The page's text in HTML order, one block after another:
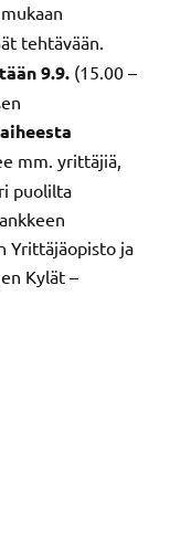
tehtävään.
9.9. (15.00 –
mm. yrittäjiä,
puolilta
Yrittäjäopisto ja
Kylät –